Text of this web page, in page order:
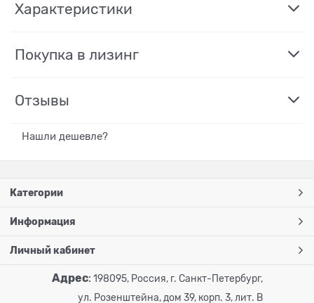
Характеристики
Покупка в лизинг
Отзывы
Нашли дешевле?
Категории
Информация
Личный кабинет
Адрес: 198095, Россия, г. Санкт-Петербург,
ул. Розенштейна, дом 39, корп. 3, лит. В